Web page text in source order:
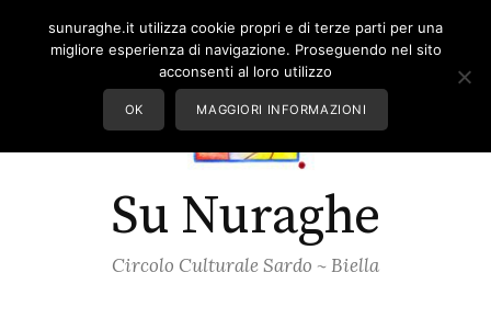
Su Nuraghe
Circolo Culturale Sardo ~ Biella
sunuraghe.it utilizza cookie propri e di terze parti per una
migliore esperienza di navigazione. Proseguendo nel sito
acconsenti al loro utilizzo
OK MAGGIORI INFORMAZIONI